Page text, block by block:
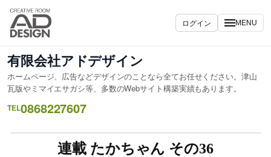
ログイン MENU
有限会社アドデザイン
ホームページ、広告などデザインのことなら全てお任せください。津山
瓦版やミマイエサガシ等、多数のWebサイト構築実績もあります。
TEL0868227607
連載 たかちゃん その36